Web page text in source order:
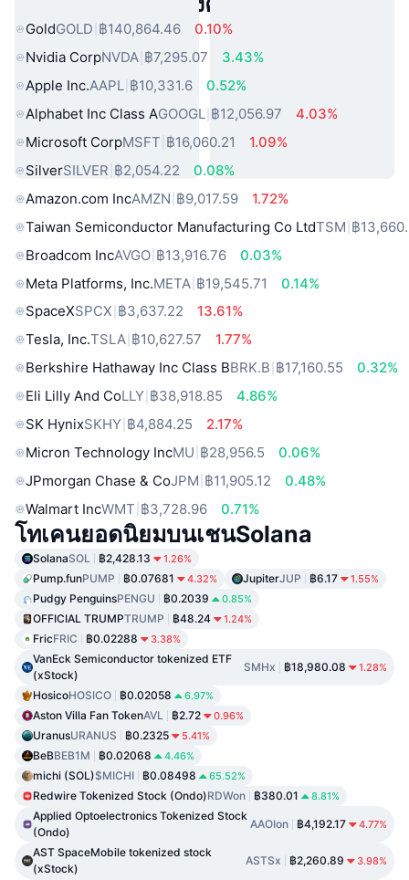
GoldGOLD ฿140,864.46
0.10%
Nvidia CorpNVDA ฿7,295.07
3.43%
Apple Inc.AAPL ฿10,331.6
0.52%
Alphabet Inc Class AGOOGL ฿12,056.97
4.03%
Microsoft CorpMSFT ฿16,060.21
1.09%
SilverSILVER ฿2,054.22
0.08%
Amazon.com IncAMZN ฿9,017.59
1.72%
Taiwan Semiconductor Manufacturing Co LtdTSM ฿
Broadcom IncAVGO ฿13,916.76
0.03%
Meta Platforms, Inc.META ฿19,545.71
0.14%
SpaceXSPCX ฿3,637.22
13.61%
Tesla, Inc.TSLA ฿10,627.57
1.77%
Berkshire Hathaway Inc Class BBRK.B ฿17,160.55
0.32%
Eli Lilly And CoLLY ฿38,918.85
4.86%
SK HynixSKHY ฿4,884.25
2.17%
Micron Technology IncMU ฿28,956.5
0.06%
JPmorgan Chase & CoJPM ฿11,905.12
0.48%
Walmart IncWMT ฿3,728.96 0.71%
โทเคนยอดนิยมบนเชนSolana
SolanaSOL ฿2,428.13 1.26%
Pump.funPUMP ฿0.07681 4.32% JupiterJUP ฿6.17 1.55%
Pudgy PenguinsPENGU ฿0.2039 0.85%
OFFICIAL TRUMPTRUMP ฿48.24 1.24%
FricFRIC ฿0.02288 3.38%
VanEck Semiconductor tokenized ETF
(xStock)
SMHx ฿18,980.08 1.28%
HosicoHOSICO ฿0.02058 6.97%
Aston Villa Fan TokenAVL ฿2.72 0.96%
UranusURANUS ฿0.2325 5.41%
BeBBEB1M ฿0.02068 4.46%
michi (SOL)$MICHI ฿0.08498 65.52%
Redwire Tokenized Stock (Ondo)RDWon ฿380.01 8.81%
Applied Optoelectronics Tokenized Stock
(Ondo)
AAOIon ฿4,192.17 4.77%
AST SpaceMobile tokenized stock
(xStock)
ASTSx ฿2,260.89 3.98%